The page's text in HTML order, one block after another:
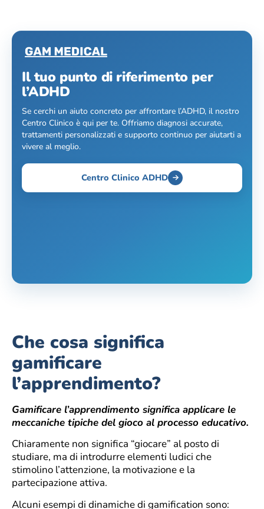
Il tuo punto di riferimento per
l’ADHD
Se cerchi un aiuto concreto per affrontare l’ADHD, il nostro
Centro Clinico è qui per te. Offriamo diagnosi accurate,
trattamenti personalizzati e supporto continuo per aiutarti a
vivere al meglio.
Centro Clinico ADHD
Che cosa significa
gamificare
l’apprendimento?
Gamificare l’apprendimento significa applicare le
meccaniche tipiche del gioco al processo educativo.
Chiaramente non significa “giocare” al posto di
studiare, ma di introdurre elementi ludici che
stimolino l’attenzione, la motivazione e la
partecipazione attiva.
Alcuni esempi di dinamiche di gamification sono: